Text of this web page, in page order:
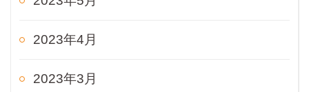
2023年4月
2023年3月